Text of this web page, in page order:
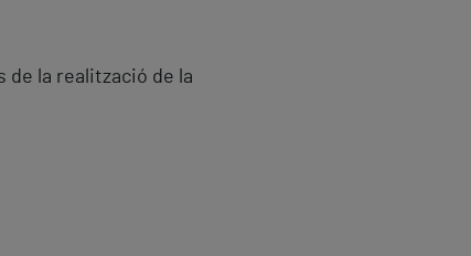
la realització de la